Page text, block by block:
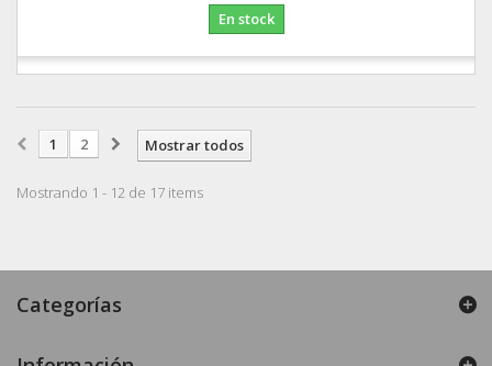
En stock
Mostrar todos
1 2
Mostrando 1 - 12 de 17 items
Categorías